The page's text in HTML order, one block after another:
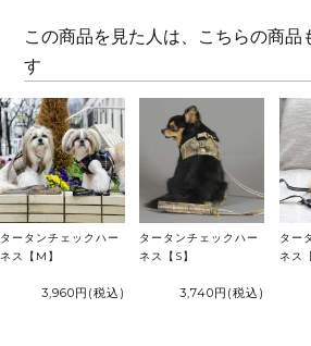
この商品を見た人は、こちらの商品
す
タータンチェックハー
ネス【M】
3,960円 (税込)
タータンチェックハー
ネス【S】
3,740円 (税込)
ター
ネス